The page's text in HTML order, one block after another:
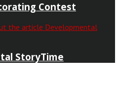
Contest
StoryTime